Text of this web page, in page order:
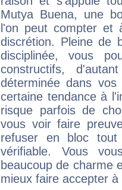
Mutya Buena, une
l'on peut compter et
discrétion. Pleine de
disciplinée, vous
constructifs,
déterminée dans
certaine tendance à
risque parfois de
vous voir faire
refuser en bloc
vérifiable. Vous
beaucoup de charme
mieux faire accepter